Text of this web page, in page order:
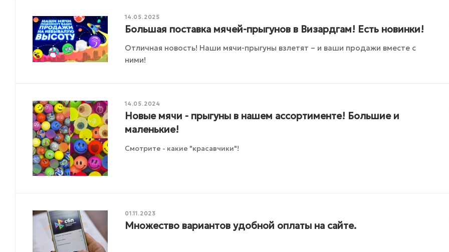
14.05.2025
Большая поставка мячей-прыгунов в Визардгам! Есть новинки!
Отличная новость! Наши мячи-прыгуны взлетят – и ваши продажи вместе с
ними!
14.05.2024
Новые мячи - прыгуны в нашем ассортименте! Большие и
маленькие!
Смотрите - какие "красавчики"!
01.11.2023
Множество вариантов удобной оплаты на сайте.